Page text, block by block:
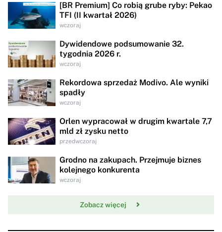
[BR Premium] Co robią grube ryby: Pekao
TFI (II kwartał 2026)
wczoraj
Dywidendowe podsumowanie 32.
tygodnia 2026 r.
wczoraj
Rekordowa sprzedaż Modivo. Ale wyniki
spadły
wczoraj
Orlen wypracował w drugim kwartale 7,7
mld zł zysku netto
przedwczoraj
Grodno na zakupach. Przejmuje biznes
kolejnego konkurenta
wczoraj
Zobacz więcej